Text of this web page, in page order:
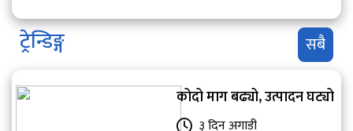
ट्रेन्डिङ्ग सबै
कोदो माग बढ्यो, उत्पादन घट्यो
३ दिन अगाडी